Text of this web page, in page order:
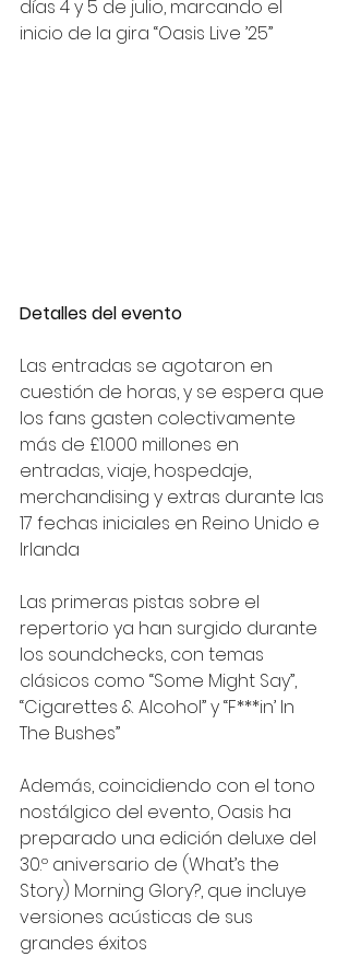
días 4 y 5 de julio, marcando el
inicio de la gira “Oasis Live ’25”
Detalles del evento
Las entradas se agotaron en
cuestión de horas, y se espera que
los fans gasten colectivamente
más de £1.000 millones en
entradas, viaje, hospedaje,
merchandising y extras durante las
17 fechas iniciales en Reino Unido e
Irlanda
Las primeras pistas sobre el
repertorio ya han surgido durante
los soundchecks, con temas
clásicos como “Some Might Say”,
“Cigarettes & Alcohol” y “F***in’ In
The Bushes”
Además, coincidiendo con el tono
nostálgico del evento, Oasis ha
preparado una edición deluxe del
30.º aniversario de (What’s the
Story) Morning Glory?, que incluye
versiones acústicas de sus
grandes éxitos